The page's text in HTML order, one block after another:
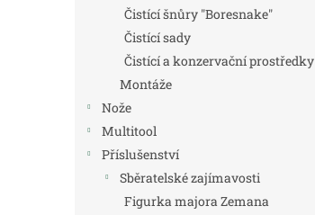
Čistící šnůry "Boresnake"
Čistící sady
Čistící a konzervační prostředky
Montáže
Nože
Multitool
Příslušenství
Sběratelské zajímavosti
Figurka majora Zemana